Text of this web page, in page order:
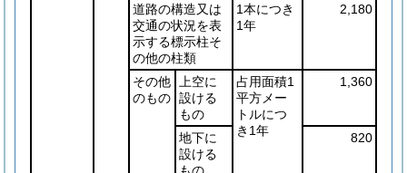
道路の構造又は
交通の状況を表
示する標示柱そ
の他の柱類
1本につき
1年
2,180
その他
のもの
上空に
設ける
もの
占用面積1
平方メー
トルにつ
き1年
1,360
地下に
設ける
820